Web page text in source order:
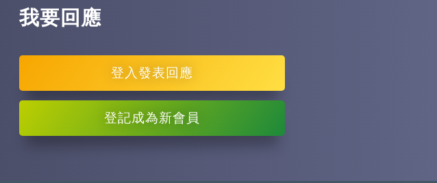
我要回應
登入發表回應
登記成為新會員